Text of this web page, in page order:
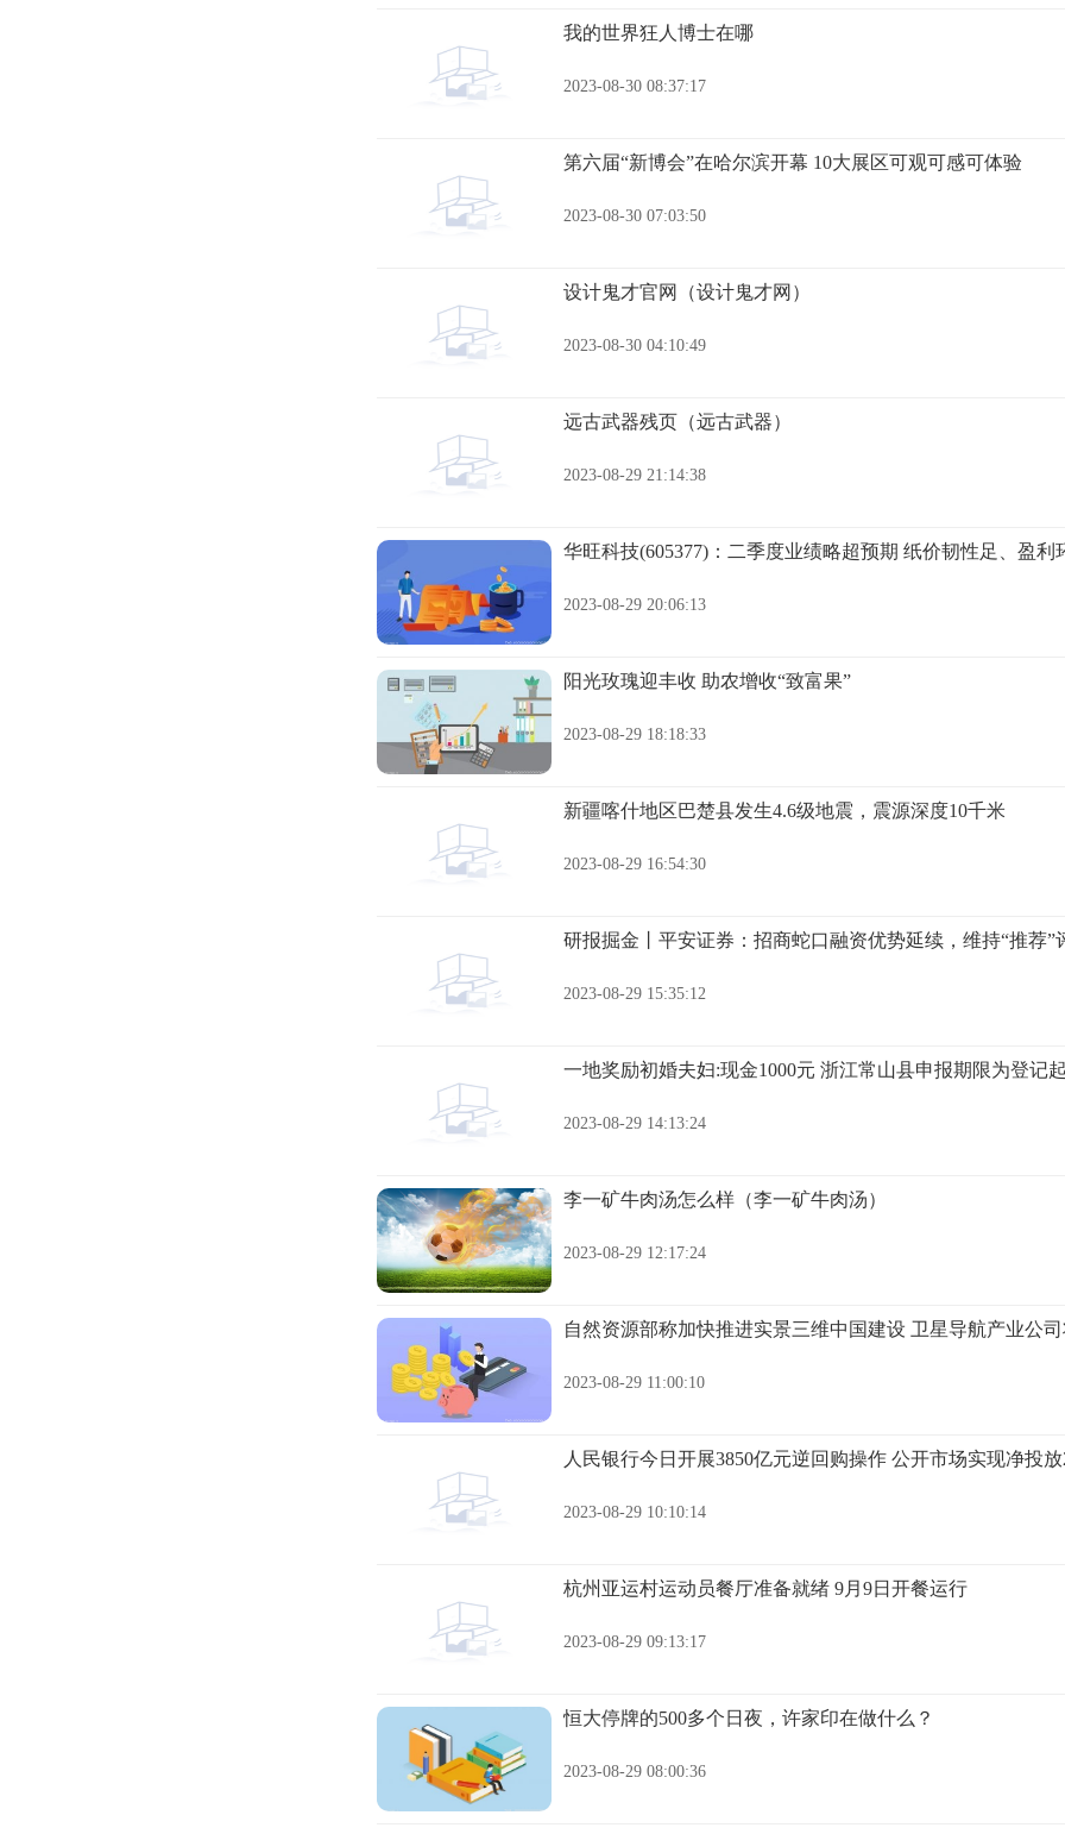
我的世界狂人博士在哪
2023-08-30 08:37:17
第六届“新博会”在哈尔滨开幕 10大展区可观可感可体验
2023-08-30 07:03:50
设计鬼才官网（设计鬼才网）
2023-08-30 04:10:49
远古武器残页（远古武器）
2023-08-29 21:14:38
华旺科技(605377)：二季度业绩略超预期 纸价韧性足、盈利
2023-08-29 20:06:13
阳光玫瑰迎丰收 助农增收“致富果”
2023-08-29 18:18:33
新疆喀什地区巴楚县发生4.6级地震，震源深度10千米
2023-08-29 16:54:30
研报掘金丨平安证券：招商蛇口融资优势延续，维持“推荐”
2023-08-29 15:35:12
一地奖励初婚夫妇:现金1000元 浙江常山县申报期限为登记
2023-08-29 14:13:24
李一矿牛肉汤怎么样（李一矿牛肉汤）
2023-08-29 12:17:24
自然资源部称加快推进实景三维中国建设 卫星导航产业公
2023-08-29 11:00:10
人民银行今日开展3850亿元逆回购操作 公开市场实现净投
2023-08-29 10:10:14
杭州亚运村运动员餐厅准备就绪 9月9日开餐运行
2023-08-29 09:13:17
恒大停牌的500多个日夜，许家印在做什么？
2023-08-29 08:00:36